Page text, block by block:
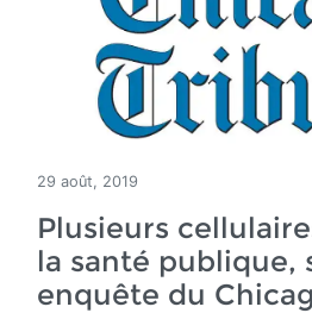
29 août, 2019
Plusieurs
la santé publique,
enquête du